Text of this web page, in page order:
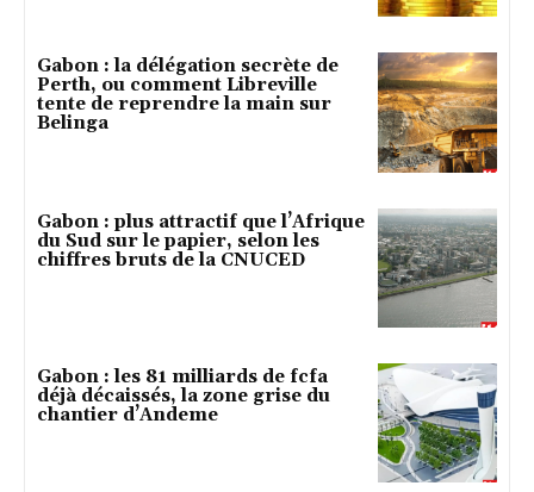
Gabon : la délégation secrète de
Perth, ou comment Libreville
tente de reprendre la main sur
Belinga
Gabon : plus attractif que l’Afrique
du Sud sur le papier, selon les
chiffres bruts de la CNUCED
Gabon : les 81 milliards de fcfa
déjà décaissés, la zone grise du
chantier d’Andeme